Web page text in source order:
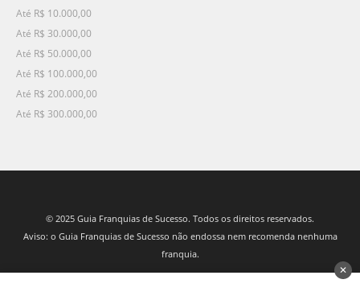
Até R$ 10.000,00
Até R$ 30.000,00
Até R$ 50.000,00
Até R$ 100.000,00
Até R$ 200.000,00
Até R$ 300.000,00
© 2025 Guia Franquias de Sucesso. Todos os direitos reservados.
Aviso: o Guia Franquias de Sucesso não endossa nem recomenda nenhuma
franquia.
✕